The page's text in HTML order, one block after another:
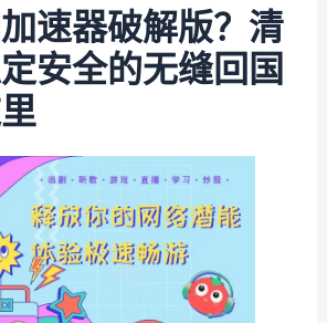
速器破解版？清
安全的无缝回国